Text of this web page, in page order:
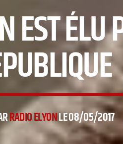
ÉLU
RADIO ELYONLE 08/05/2017